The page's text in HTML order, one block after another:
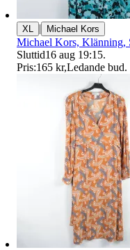
XL | Michael Kors
Michael Kors,
Sluttid16 aug 19:15.
Pris:165 kr,Ledande bud.